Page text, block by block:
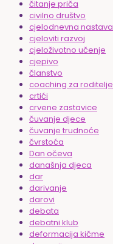
čitanje priča
civilno društvo
cjelodnevna nastava
cjeloviti razvoj
cjeloživotno učenje
cjepivo
članstvo
coaching za roditelje
crtići
crvene zastavice
čuvanje djece
čuvanje trudnoće
čvrstoća
Dan očeva
današnja djeca
dar
darivanje
darovi
debata
debatni klub
deformacija kičme